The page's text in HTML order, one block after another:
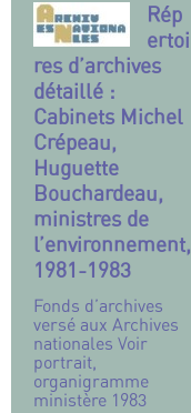
Rép
ertoi
res d’archives
détaillé :
Cabinets Michel
Crépeau,
Huguette
Bouchardeau,
ministres de
l’environnement,
1981-1983
Fonds d’archives
versé aux Archives
nationales Voir
portrait,
organigramme
ministère 1983